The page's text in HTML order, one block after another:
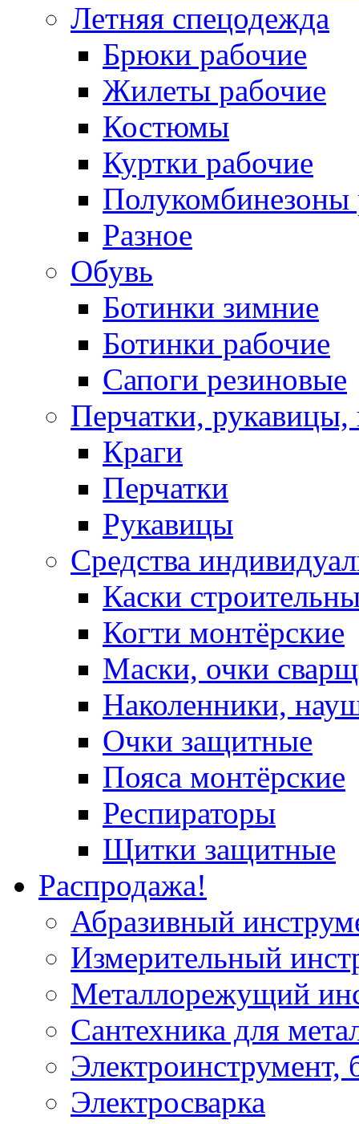
Летняя спецодежда
Брюки рабочие
Жилеты рабочие
Костюмы
Куртки рабочие
Полукомбинезоны
Разное
Обувь
Ботинки зимние
Ботинки рабочие
Сапоги резиновые
Перчатки, рукавицы,
Краги
Перчатки
Рукавицы
Средства
Каски
Когти монтёрские
Маски, очки
Наколенники,
Очки защитные
Пояса монтёрские
Респираторы
Щитки защитные
Распродажа!
Абразивный
Измерительный
Металлорежущий
Сантехника для
Электроинструмент,
Электросварка